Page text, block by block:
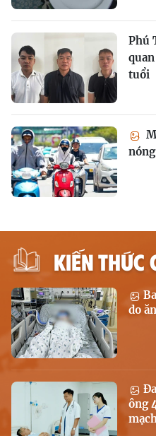
Phú
tuổi
KIẾN THỨC
do
ông